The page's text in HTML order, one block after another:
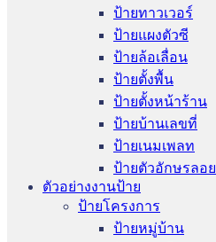
ป้ายทาวเวอร์
ป้ายแผงตัวซี
ป้ายล้อเลื่อน
ป้ายตั้งพื้น
ป้ายตั้งหน้าร้าน
ป้ายบ้านเลขที่
ป้ายเนมเพลท
ป้ายตัวอักษรลอย
ตัวอย่างงานป้าย
ป้ายโครงการ
ป้ายหมู่บ้าน